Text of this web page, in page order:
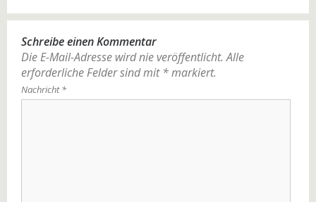
Schreibe einen Kommentar
Die E-Mail-Adresse wird nie veröffentlicht. Alle
erforderliche Felder sind mit *markiert.
Nachricht*